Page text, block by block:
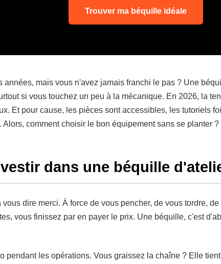
Trouver ma béquille idéale
années, mais vous n'avez jamais franchi le pas ? Une
si vous touchez un peu à la mécanique. En 2026, la
Et pour cause, les pièces sont accessibles, les tutoriels
Alors, comment choisir le bon équipement sans se planter ?
dans une béquille
vous dire merci. À force de vous pencher, de vous tordre,
vous finissez par en payer le prix. Une béquille, c'est
pendant les opérations. Vous graissez la chaîne ? Elle